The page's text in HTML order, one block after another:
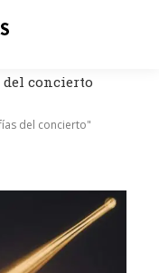
concierto
del concierto"